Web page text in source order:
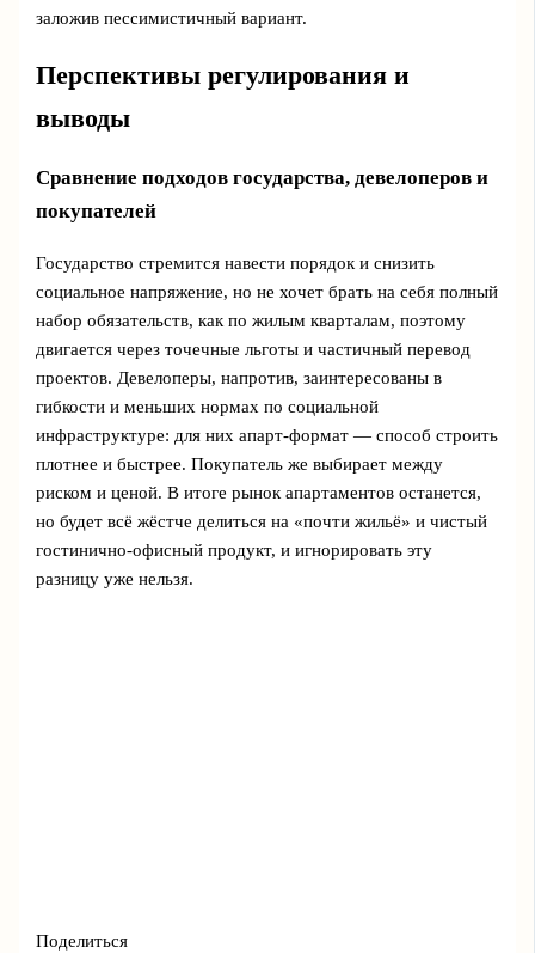
заложив пессимистичный вариант.
Перспективы регулирования и
выводы
Сравнение подходов государства, девелоперов и
покупателей
Государство стремится навести порядок и снизить
социальное напряжение, но не хочет брать на себя полный
набор обязательств, как по жилым кварталам, поэтому
двигается через точечные льготы и частичный перевод
проектов. Девелоперы, напротив, заинтересованы в
гибкости и меньших нормах по социальной
инфраструктуре: для них апарт-формат — способ строить
плотнее и быстрее. Покупатель же выбирает между
риском и ценой. В итоге рынок апартаментов останется,
но будет всё жёстче делиться на «почти жильё» и чистый
гостинично-офисный продукт, и игнорировать эту
разницу уже нельзя.
Поделиться